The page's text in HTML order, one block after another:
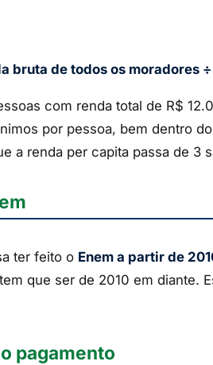
bruta de todos os moradores
com renda total de R$
por pessoa, bem dentro
a renda per capita passa de 3
ter feito o Enem a partir de
que ser de 2010 em diante.
pagamento